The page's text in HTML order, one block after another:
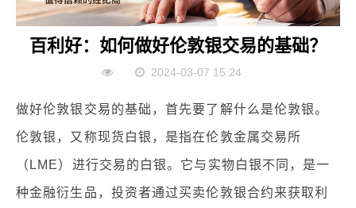
百利好：如何做好伦敦银交易的基础？
2024-03-07 15:24
做好伦敦银交易的基础，首先要了解什么是伦敦银。
伦敦银，又称现货白银，是指在伦敦金属交易所
（LME）进行交易的白银。它与实物白银不同，是一
种金融衍生品，投资者通过买卖伦敦银合约来获取利